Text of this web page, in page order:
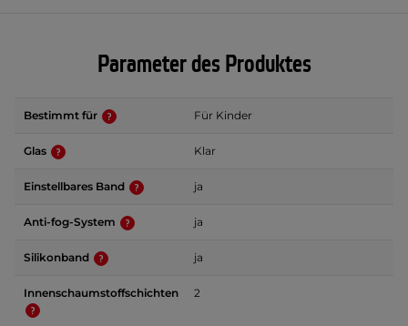
Parameter des Produktes
Bestimmt für Für Kinder
Glas Klar
Einstellbares Band ja
Anti-fog-System ja
Silikonband ja
Innenschaumstoffschichten 2